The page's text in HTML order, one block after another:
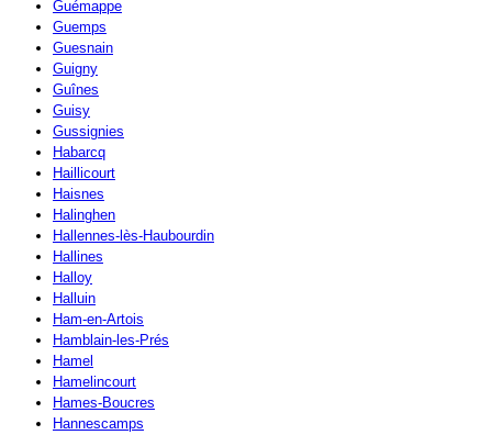
Guémappe
Guemps
Guesnain
Guigny
Guînes
Guisy
Gussignies
Habarcq
Haillicourt
Haisnes
Halinghen
Hallennes-lès-Haubourdin
Hallines
Halloy
Halluin
Ham-en-Artois
Hamblain-les-Prés
Hamel
Hamelincourt
Hames-Boucres
Hannescamps